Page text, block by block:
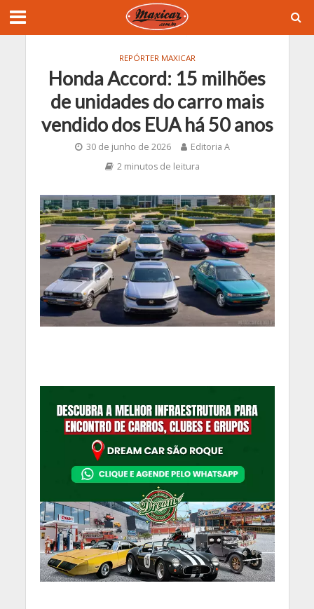
REPÓRTER MAXICAR
Honda Accord: 15 milhões
de unidades do carro mais
vendido dos EUA há 50 anos
30 de junho de 2026
Editoria A
2 minutos de leitura